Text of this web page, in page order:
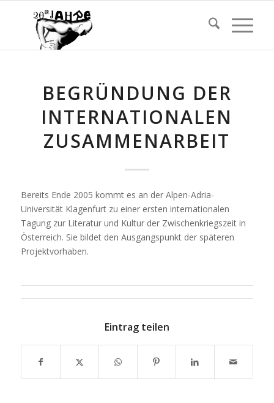
BEGRÜNDUNG DER
INTERNATIONALEN
ZUSAMMENARBEIT
Bereits Ende 2005 kommt es an der Alpen-Adria-
Universität Klagenfurt zu einer ersten internationalen
Tagung zur Literatur und Kultur der Zwischenkriegszeit in
Österreich. Sie bildet den Ausgangspunkt der späteren
Projektvorhaben.
Eintrag teilen